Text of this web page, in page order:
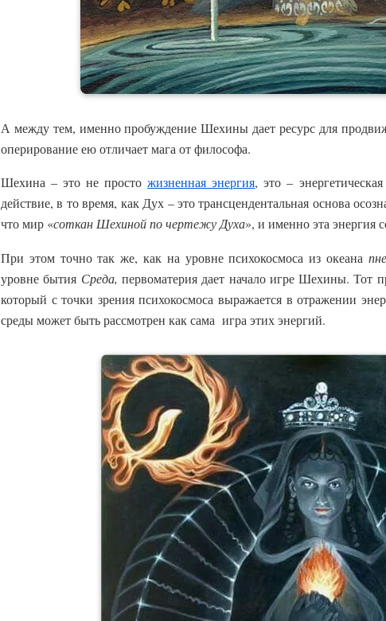
А между тем, именно пробуждение Шехины дает ресурс для
оперирование ею отличает мага от философа.
Шехина – это не простожизненная энергия, это –
действие, в то время, как Дух – это трансцендентальная основа
что мир «соткан Шехиной по чертежу Духа», и именно эта энергия
При этом точно так же, как на уровне психокосмоса из океана
уровне бытия Среда, первоматерия дает начало игре Шехины. Тот
который с точки зрения психокосмоса выражается в отражении
среды может быть рассмотрен как сама игра этих энергий.